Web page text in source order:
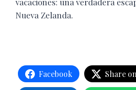
Nueva Zelanda.
Facebook Share